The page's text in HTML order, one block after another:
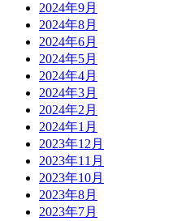
2024年9月
2024年8月
2024年6月
2024年5月
2024年4月
2024年3月
2024年2月
2024年1月
2023年12月
2023年11月
2023年10月
2023年8月
2023年7月